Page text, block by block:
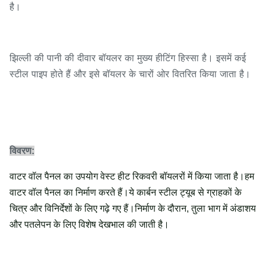
है।
झिल्ली की पानी की दीवार बॉयलर का मुख्य हीटिंग हिस्सा है। इसमें कई
स्टील पाइप होते हैं और इसे बॉयलर के चारों ओर वितरित किया जाता है।
विवरण:
वाटर वॉल पैनल का उपयोग वेस्ट हीट रिकवरी बॉयलरों में किया जाता है।हम
वाटर वॉल पैनल का निर्माण करते हैं।ये कार्बन स्टील ट्यूब से ग्राहकों के
चित्र और विनिर्देशों के लिए गढ़े गए हैं।निर्माण के दौरान, तुला भाग में अंडाशय
और पतलेपन के लिए विशेष देखभाल की जाती है।